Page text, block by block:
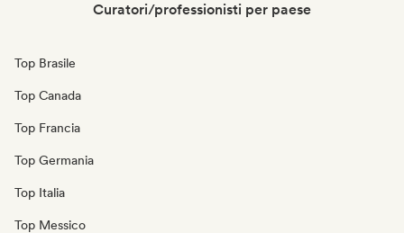
Curatori/professionisti per paese
Top Brasile
Top Canada
Top Francia
Top Germania
Top Italia
Top Messico